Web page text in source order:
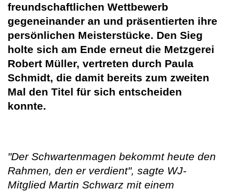
freundschaftlichen Wettbewerb
gegeneinander an und präsentierten ihre
persönlichen Meisterstücke. Den Sieg
holte sich am Ende erneut die Metzgerei
Robert Müller, vertreten durch Paula
Schmidt, die damit bereits zum zweiten
Mal den Titel für sich entscheiden
konnte.
"Der Schwartenmagen bekommt heute den
Rahmen, den er verdient", sagte WJ-
Mitglied Martin Schwarz mit einem